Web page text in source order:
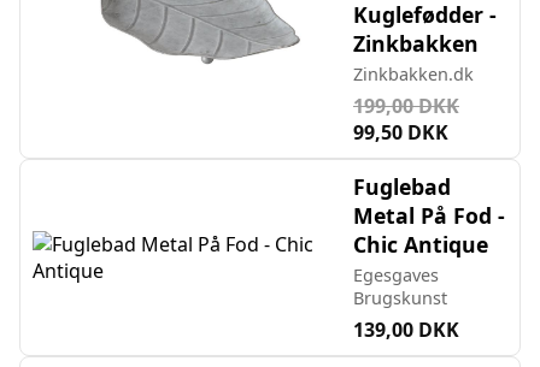
Kuglefødder -
Zinkbakken
Zinkbakken.dk
199,00 DKK
99,50 DKK
Fuglebad
Metal På Fod -
Chic Antique
Egesgaves
Brugskunst
139,00 DKK